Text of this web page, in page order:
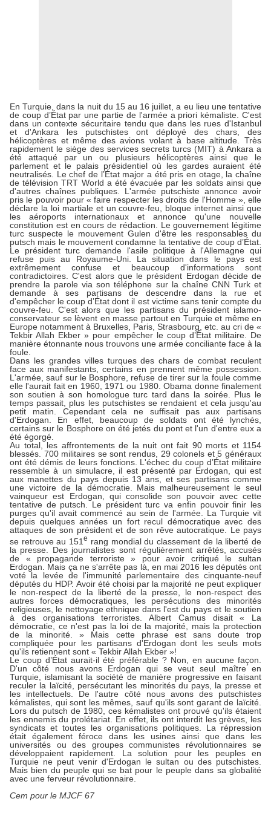
En Turquie, dans la nuit du 15 au 16 juillet, a eu lieu une tentative
de coup d’État par une partie de l'armée a priori kémaliste. C'est
dans un contexte sécuritaire tendu que dans les rues d'Istanbul
et d'Ankara les putschistes ont déployé des chars, des
hélicoptères et même des avions volant à base altitude. Très
rapidement le siège des services secrets turcs (MIT) à Ankara a
été attaqué par un ou plusieurs hélicoptères ainsi que le
parlement et le palais présidentiel où les gardes auraient été
neutralisés. Le chef de l’État major a été pris en otage, la chaîne
de télévision TRT World a été évacuée par les soldats ainsi que
d'autres chaînes publiques. L'armée putschiste annonce avoir
pris le pouvoir pour « faire respecter les droits de l'Homme », elle
déclare la loi martiale et un couvre-feu, bloque internet ainsi que
les aéroports internationaux et annonce qu'une nouvelle
constitution est en cours de rédaction. Le gouvernement légitime
turc suspecte le mouvement Gulen d'être les responsables du
putsch mais le mouvement condamne la tentative de coup d’État.
Le président turc demande l'asile politique à l'Allemagne qui
refuse puis au Royaume-Uni. La situation dans le pays est
extrêmement confuse et beaucoup d'informations sont
contradictoires. C'est alors que le président Erdogan décide de
prendre la parole via son téléphone sur la chaîne CNN Turk et
demande à ses partisans de descendre dans la rue et
d'empêcher le coup d’État dont il est victime sans tenir compte du
couvre-feu. C'est alors que les partisans du président islamo-
conservateur se lèvent en masse partout en Turquie et même en
Europe notamment à Bruxelles, Paris, Strasbourg, etc. au cri de «
Tekbir Allah Ekber » pour empêcher le coup d’État militaire. De
manière étonnante nous trouvons une armée conciliante face à la
foule.
Dans les grandes villes turques des chars de combat reculent
face aux manifestants, certains en prennent même possession.
L'armée, sauf sur le Bosphore, refuse de tirer sur la foule comme
elle l'aurait fait en 1960, 1971 ou 1980. Obama donne finalement
son soutien à son homologue turc tard dans la soirée. Plus le
temps passait, plus les putschistes se rendaient et cela jusqu'au
petit matin. Cependant cela ne suffisait pas aux partisans
d'Erdogan. En effet, beaucoup de soldats ont été lynchés,
certains sur le Bosphore on été jetés du pont et l'un d'entre eux a
été égorgé.
Au total, les affrontements de la nuit ont fait 90 morts et 1154
blessés. 700 militaires se sont rendus, 29 colonels et 5 généraux
ont été démis de leurs fonctions. L'échec du coup d’État militaire
ressemble à un simulacre, il est présenté par Erdogan, qui est
aux manettes du pays depuis 13 ans, et ses partisans comme
une victoire de la démocratie. Mais malheureusement le seul
vainqueur est Erdogan, qui consolide son pouvoir avec cette
tentative de putsch. Le président turc va enfin pouvoir finir les
purges qu'il avait commencé au sein de l'armée. La Turquie vit
depuis quelques années un fort recul démocratique avec des
attaques de son président et de son rêve autocratique. Le pays
se retrouve au 151e rang mondial du classement de la liberté de
la presse. Des journalistes sont régulièrement arrêtés, accusés
de « propagande terroriste » pour avoir critiqué le sultan
Erdogan. Mais ça ne s'arrête pas là, en mai 2016 les députés ont
voté la levée de l'immunité parlementaire des cinquante-neuf
députés du HDP. Avoir été choisi par la majorité ne peut expliquer
le non-respect de la liberté de la presse, le non-respect des
autres forces démocratiques, les persécutions des minorités
religieuses, le nettoyage ethnique dans l'est du pays et le soutien
à des organisations terroristes. Albert Camus disait « La
démocratie, ce n'est pas la loi de la majorité, mais la protection
de la minorité. » Mais cette phrase est sans doute trop
compliquée pour les partisans d'Erdogan dont les seuls mots
qu'ils retiennent sont « Tekbir Allah Ekber »!
Le coup d’État aurait-il été préférable ? Non, en aucune façon.
D'un côté nous avons Erdogan qui se veut seul maître en
Turquie, islamisant la société de manière progressive en faisant
reculer la laïcité, persécutant les minorités du pays, la presse et
les intellectuels. De l'autre côté nous avons des putschistes
kémalistes, qui sont les mêmes, sauf qu'ils sont garant de laïcité.
Lors du putsch de 1980, ces kémalistes ont prouvé qu'ils étaient
les ennemis du prolétariat. En effet, ils ont interdit les grèves, les
syndicats et toutes les organisations politiques. La répression
était également féroce dans les usines ainsi que dans les
universités ou des groupes communistes révolutionnaires se
développaient rapidement. La solution pour les peuples en
Turquie ne peut venir d'Erdogan le sultan ou des putschistes.
Mais bien du peuple qui se bat pour le peuple dans sa globalité
avec une ferveur révolutionnaire.
Cem pour le MJCF 67